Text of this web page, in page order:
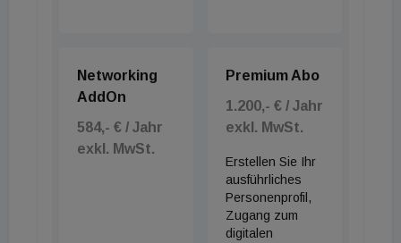
Networking
AddOn
584,- € / Jahr
exkl. MwSt.
Premium Abo
1.200,- € / Jahr
exkl. MwSt.
Erstellen Sie Ihr
ausführliches
Personenprofil,
Zugang zum
digitalen